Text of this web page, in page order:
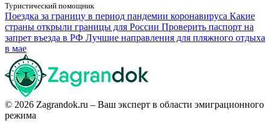
Туристический помощник
Поездка за границу в период пандемии коронавируса Какие
страны открыли границы для России Проверить паспорт на
запрет въезда в РФ Лучшие направления для пляжного отдыха
в мае
© 2026 Zagrandok.ru – Ваш эксперт в области эмиграционного
режима